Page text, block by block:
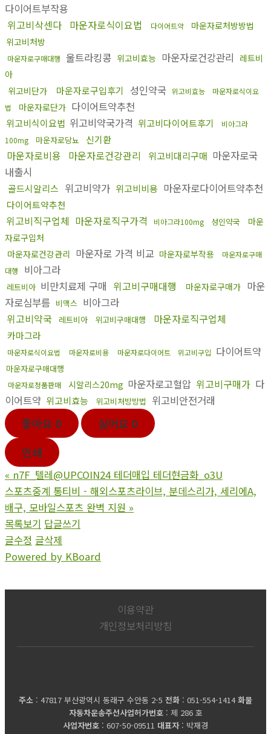
다이어트부작용
위고비삭센다 마운자로식이요법 다이어트약
마운자로처방방법
위고비처방
마운자로구매대행 울트라킹콩 위고비효능 마운자로건강관리 레트비
아
위고비단가
마운자로구입후기 성인약국 위고비효능
마운자로식이요
법
마운자로단가 다이어트약추천
위고비식이요법 위고비약국가격 위고비다이어트후기
비아그라
100mg
마운자로당뇨 신기환
마운자로비용 마운자로건강관리 위고비대리구매 마운자로국
내출시
골드시알리스 위고비약가 위고비비용 마운자로다이어트약추천
다이어트약추천
위고비직구업체 마운자로직구가격 비아그라100mg 성인약국
마운
자로구입처
마운자로건강관리 마운자로 가격 비교 마운자로부작용
마운자로구매
대행
비아그라
레트비아 비만치료제 구매 위고비구매대행 마운자로구매가 마운
자로심부름 비맥스 비아그라
위고비약국
레트비아 위고비구매대행 마운자로직구업체
카마그라
마운자로식이요법 마운자로비용 마운자로다이어트 위고비구입 다이어트약
마운자로구매대행
마운자로정품판매 시알리스20mg 마운자로고혈압 위고비구매가 다
이어트약 위고비효능 위고비처방방법 위고비안전거래
좋아요 0 싫어요 0
인쇄
« n7F_텔레@UPCOIN24 테더매입 테더현금화_o3U
스포츠중계 통티비 - 해외스포츠라이브, 분데스리가, 세리에A,
배구, 모바일스포츠 완벽 지원 »
목록보기 답글쓰기
글수정 글삭제
Powered by KBoard
이용약관
개인정보처리방침
주소 : 47817 부산광역시 동래구 수안동 2-5 전화 : 051-554-1414화물
자동차운송주선사업허가번호 : 제 286 호
사업자번호 : 607-50-09511 대표자 : 박재경